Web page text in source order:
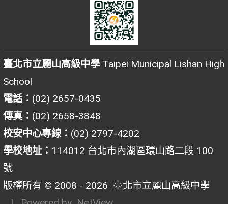
臺北市立麗山高級中學 Taipei Municipal Lishan High
School
電話： (02) 2657-0435
傳真： (02) 2658-3848
校安中心專線： (02) 2797-4202
學校地址： 114012 台北市內湖區環山路二段 100
號
版權所有 © 2008 - 2026 臺北市立麗山高級中學